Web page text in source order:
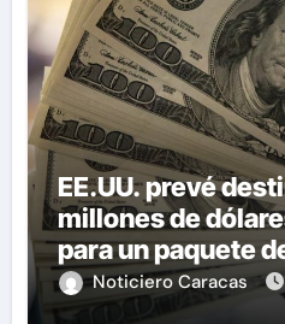
EE.UU. prevé
millones de
para un paquete
Noticiero Caracas